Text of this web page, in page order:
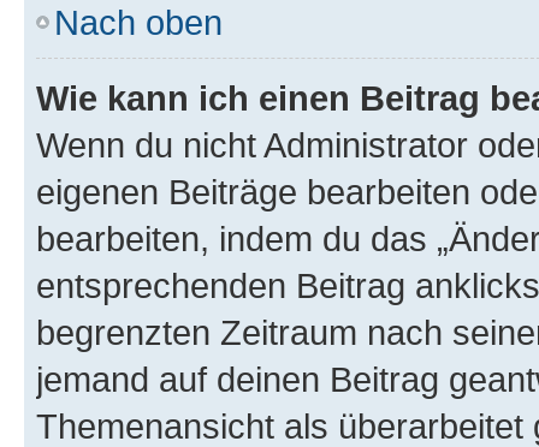
Nach oben
Wie kann ich einen Beitrag
Wenn du nicht Administrator
eigenen Beiträge bearbeiten
bearbeiten, indem du das
entsprechenden Beitrag
begrenzten Zeitraum nach
jemand auf deinen Beitrag
Themenansicht als